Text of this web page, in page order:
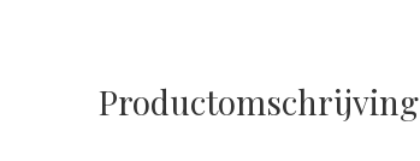
Productomschrijving